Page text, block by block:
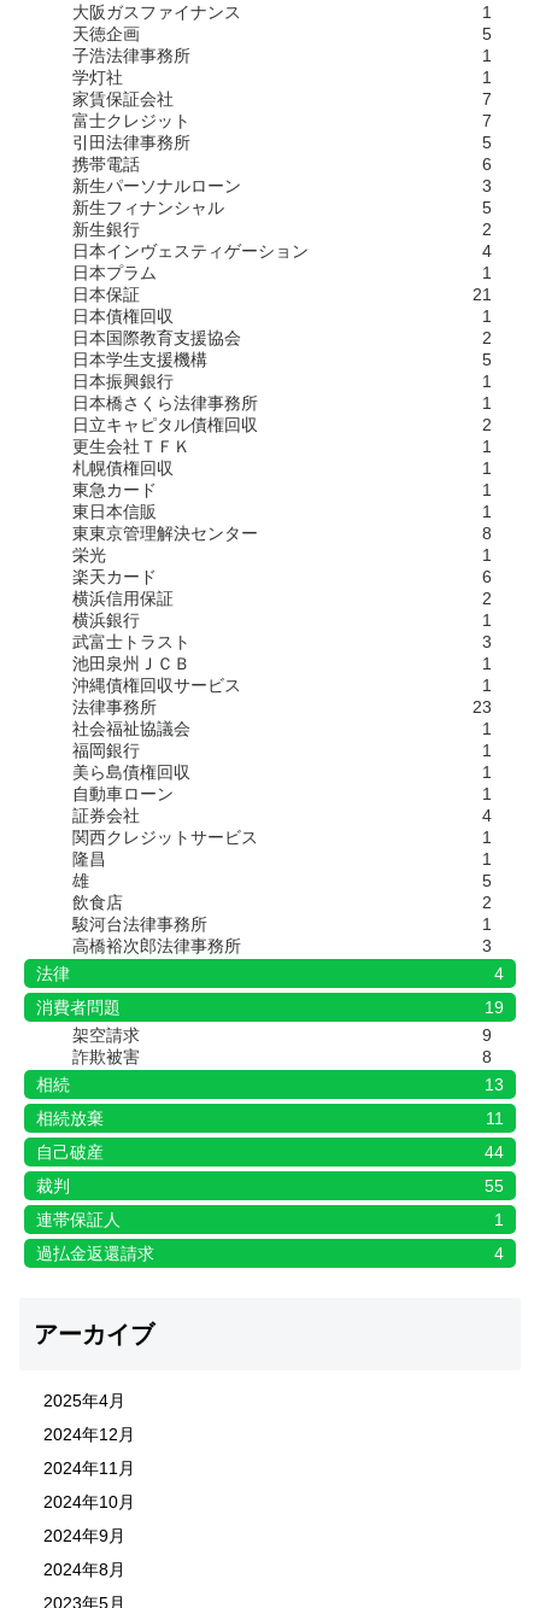
大阪ガスファイナンス
1
天徳企画
5
子浩法律事務所
1
学灯社
1
家賃保証会社
7
富士クレジット
7
引田法律事務所
5
携帯電話
6
新生パーソナルローン
3
新生フィナンシャル
5
新生銀行
2
日本インヴェスティゲーション
4
日本プラム
1
日本保証
21
日本債権回収
1
日本国際教育支援協会
2
日本学生支援機構
5
日本振興銀行
1
日本橋さくら法律事務所
1
日立キャピタル債権回収
2
更生会社ＴＦＫ
1
札幌債権回収
1
東急カード
1
東日本信販
1
東東京管理解決センター
8
栄光
1
楽天カード
6
横浜信用保証
2
横浜銀行
1
武富士トラスト
3
池田泉州ＪＣＢ
1
沖縄債権回収サービス
1
法律事務所
23
社会福祉協議会
1
福岡銀行
1
美ら島債権回収
1
自動車ローン
1
証券会社
4
関西クレジットサービス
1
隆昌
1
雄
5
飲食店
2
駿河台法律事務所
1
高橋裕次郎法律事務所
3
法律
4
消費者問題
19
架空請求
9
詐欺被害
8
相続
13
相続放棄
11
自己破産
44
裁判
55
連帯保証人
1
過払金返還請求
4
アーカイブ
2025年4月
2024年12月
2024年11月
2024年10月
2024年9月
2024年8月
2023年5月